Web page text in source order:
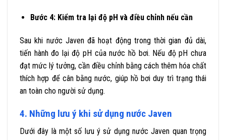
Bước 4: Kiểm tra lại độ pH và điều chỉnh nếu cần
Sau khi nước Javen đã hoạt động trong thời gian đủ dài,
tiến hành đo lại độ pH của nước hồ bơi. Nếu độ pH chưa
đạt mức lý tưởng, cần điều chỉnh bằng cách thêm hóa chất
thích hợp để cân bằng nước, giúp hồ bơi duy trì trạng thái
an toàn cho người sử dụng.
4. Những lưu ý khi sử dụng nước Javen
Dưới đây là một số lưu ý sử dụng nước Javen quan trọng